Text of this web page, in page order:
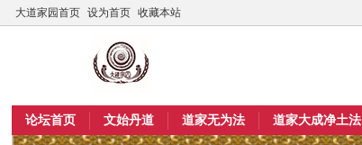
大道家园首页 设为首页 收藏本站
论坛首页 文始丹道 道家无为法 道家大成净土法